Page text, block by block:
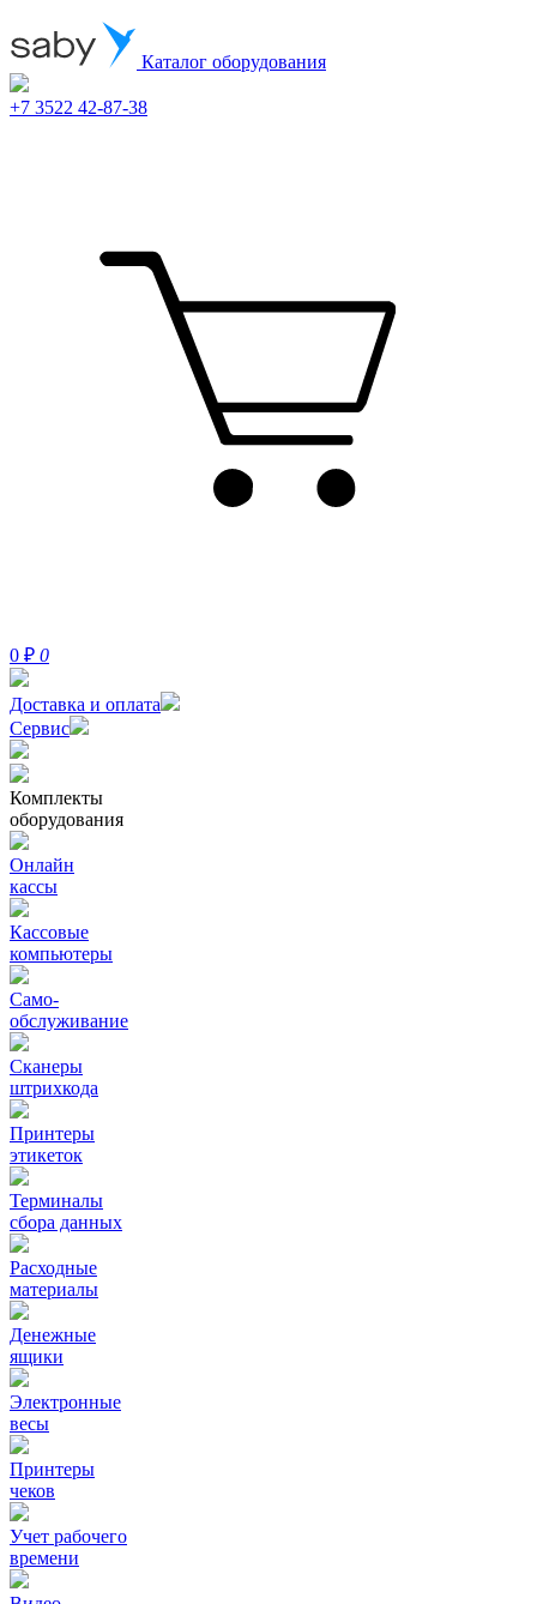
Каталог оборудования
+7 3522 42-87-38
0 ₽ 0
Доставка и оплата
Сервис
Комплекты
оборудования
Онлайн
кассы
Кассовые
компьютеры
Само-
обслуживание
Сканеры
штрихкода
Принтеры
этикеток
Терминалы
сбора данных
Расходные
материалы
Денежные
ящики
Электронные
весы
Принтеры
чеков
Учет рабочего
времени